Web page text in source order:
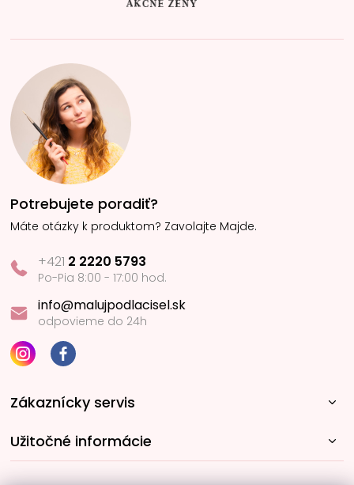
Potrebujete poradiť?
Máte otázky k produktom? Zavolajte Majde.
+421 2 2220 5793
Po-Pia 8:00 - 17:00 hod.
info@malujpodlacisel.sk
odpovieme do 24h
Zákaznícky servis
Užitočné informácie